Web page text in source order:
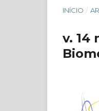
INÍCIO /
v. 14